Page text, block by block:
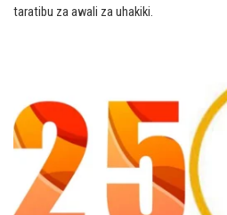
taratibu za awali za uhakiki.